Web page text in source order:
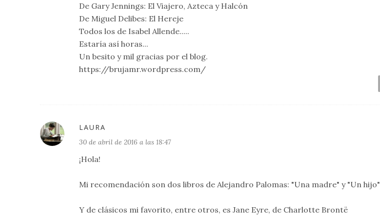
De Gary Jennings: El Viajero, Azteca y Halcón
De Miguel Delibes: El Hereje
Todos los de Isabel Allende.....
Estaría así horas...
Un besito y mil gracias por el blog.
https://brujamr.wordpress.com/
LAURA
30 de abril de 2016 a las 18:47
¡Hola!
Mi recomendación son dos libros de Alejandro Palomas: "Una madre" y "Un hijo"
Y de clásicos mi favorito, entre otros, es Jane Eyre, de Charlotte Brontë